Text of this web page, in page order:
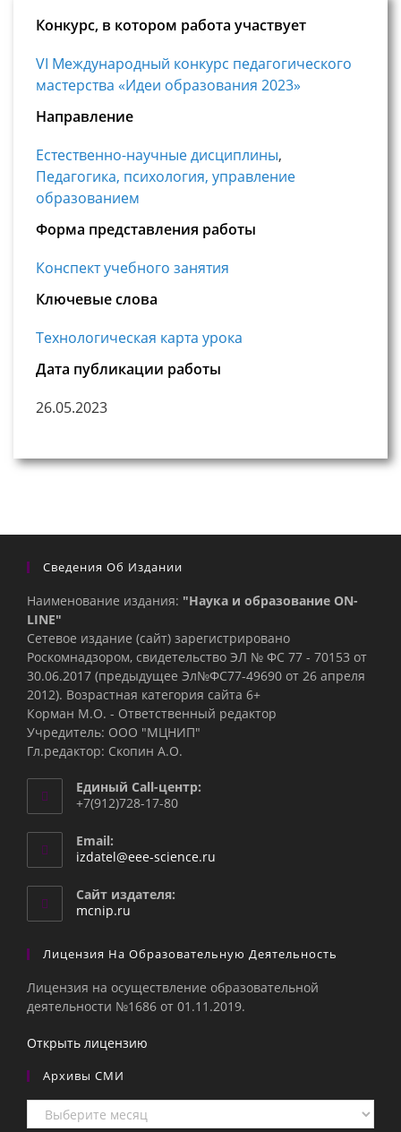
Конкурс, в котором работа участвует
VI Международный конкурс педагогического
мастерства «Идеи образования 2023»
Направление
Естественно-научные дисциплины,
Педагогика, психология, управление
образованием
Форма представления работы
Конспект учебного занятия
Ключевые слова
Технологическая карта урока
Дата публикации работы
26.05.2023
Сведения Об Издании
Наименование издания: "Наука и образование ON-
LINE"
Сетевое издание (сайт) зарегистрировано
Роскомнадзором, свидетельство ЭЛ № ФС 77 - 70153 от
30.06.2017 (предыдущее Эл№ФC77-49690 от 26 апреля
2012). Возрастная категория сайта 6+
Корман М.О. - Ответственный редактор
Учредитель: ООО "МЦНИП"
Гл.редактор: Скопин А.О.
Единый Call-центр:
+7(912)728-17-80
Email:
izdatel@eee-science.ru
Сайт издателя:
mcnip.ru
Лицензия На Образовательную Деятельность
Лицензия на осуществление образовательной
деятельности №1686 от 01.11.2019.
Открыть лицензию
Архивы СМИ
Архивы
СМИ